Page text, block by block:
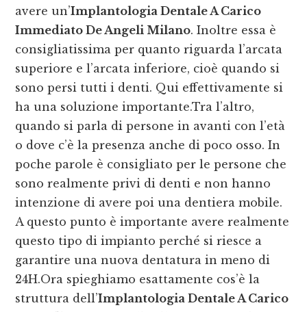
avere un’Implantologia Dentale A Carico
Immediato De Angeli Milano. Inoltre essa è
consigliatissima per quanto riguarda l’arcata
superiore e l’arcata inferiore, cioè quando si
sono persi tutti i denti. Qui effettivamente si
ha una soluzione importante.Tra l’altro,
quando si parla di persone in avanti con l’età
o dove c’è la presenza anche di poco osso. In
poche parole è consigliato per le persone che
sono realmente privi di denti e non hanno
intenzione di avere poi una dentiera mobile.
A questo punto è importante avere realmente
questo tipo di impianto perché si riesce a
garantire una nuova dentatura in meno di
24H.Ora spieghiamo esattamente cos’è la
struttura dell’Implantologia Dentale A Carico